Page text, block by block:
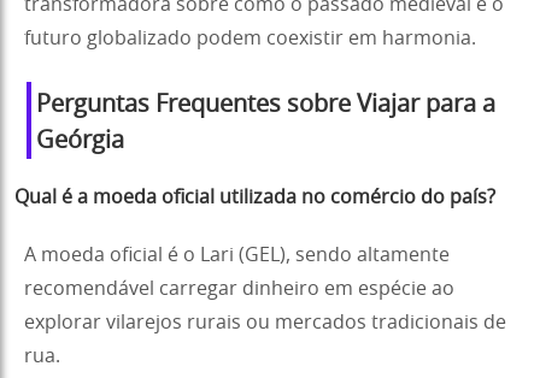
transformadora sobre como o passado medieval e o
futuro globalizado podem coexistir em harmonia.
Perguntas Frequentes sobre Viajar para a
Geórgia
Qual é a moeda oficial utilizada no comércio do país?
A moeda oficial é o Lari (GEL), sendo altamente
recomendável carregar dinheiro em espécie ao
explorar vilarejos rurais ou mercados tradicionais de
rua.